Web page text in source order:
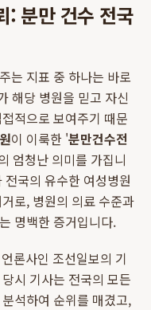
: 분만 건수 전국
는 지표 중 하나는 바로
해당 병원을 믿고 자신
적으로 보여주기 때문
이 이룩한 '분만건수전
엄청난 의미를 가집니
국의 유수한 여성병원
로, 병원의 의료 수준과
명백한 증거입니다.
론사인 조선일보의 기
시 기사는 전국의 모든
석하여 순위를 매겼고,